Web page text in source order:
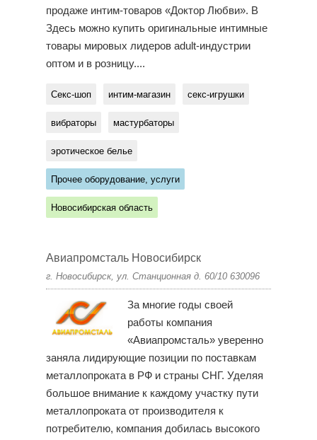
продаже интим-товаров «Доктор Любви». В
Здесь можно купить оригинальные интимные
товары мировых лидеров adult-индустрии
оптом и в розницу....
Секс-шоп интим-магазин секс-игрушки
вибраторы мастурбаторы
эротическое белье
Прочее оборудование, услуги
Новосибирская область
Авиапромсталь Новосибирск
г. Новосибирск, ул. Станционная д. 60/10 630096
За многие годы своей
работы компания
«Авиапромсталь» уверенно
заняла лидирующие позиции по поставкам
металлопроката в РФ и страны СНГ. Уделяя
большое внимание к каждому участку пути
металлопроката от производителя к
потребителю, компания добилась высокого